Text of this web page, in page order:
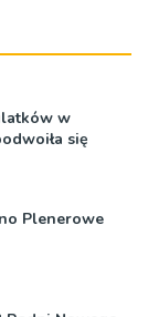
w
się
Plenerowe